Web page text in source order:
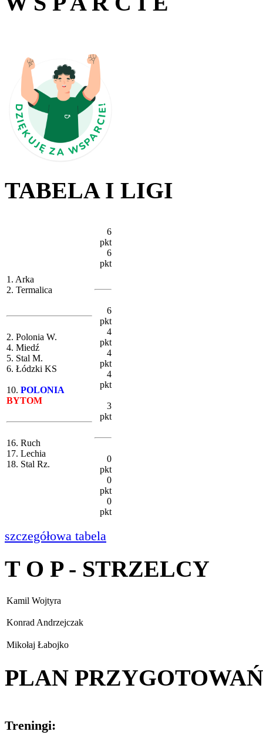
TABELA I LIGI
1. Arka
2. Termalica
2. Polonia W.
4. Miedź
5. Stal M.
6. Łódzki KS
10. POLONIA
BYTOM
16. Ruch
17. Lechia
18. Stal Rz.
6
pkt
6
pkt
6
pkt
4
pkt
4
pkt
4
pkt
3
pkt
0
pkt
0
pkt
0
pkt
szczegółowa tabela
T O P - STRZELCY
Kamil Wojtyra
Konrad Andrzejczak
Mikołaj Łabojko
PLAN PRZYGOTOWAŃ
Treningi: